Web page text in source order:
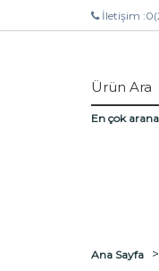
İletişim :
En çok
Ana Sayfa